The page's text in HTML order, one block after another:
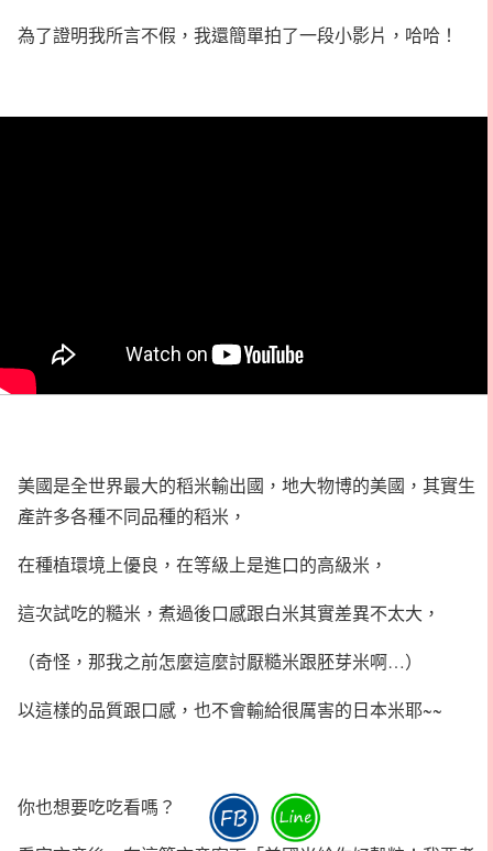
為了證明我所言不假，我還簡單拍了一段小影片，哈哈！
美國是全世界最大的稻米輸出國，地大物博的美國，其實生
產許多各種不同品種的稻米，
在種植環境上優良，在等級上是進口的高級米，
這次試吃的糙米，煮過後口感跟白米其實差異不太大，
（奇怪，那我之前怎麼這麼討厭糙米跟胚芽米啊…）
以這樣的品質跟口感，也不會輸給很厲害的日本米耶~~
你也想要吃吃看嗎？